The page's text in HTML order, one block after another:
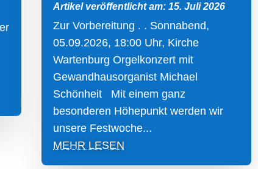
Artikel veröffentlicht am: 15. Juli 2026
Zur Vorbereitung . . Sonnabend,
05.09.2026, 18:00 Uhr, Kirche
Wartenburg Orgelkonzert mit
Gewandhausorganist Michael
Schönheit Mit einem ganz
besonderen Höhepunkt werden wir
unsere Festwoche...
MEHR LESEN